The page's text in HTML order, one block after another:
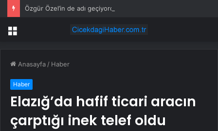
Menü
Anasayfa / Haber
Haber
Elazığ’da hafif ticari aracın
çarptığı inek telef oldu